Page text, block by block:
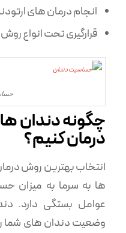
انجام درمان های
قرارگیری تحت انواع
چگونه دندان
درمان کنیم؟
انتخاب بهترین روش
ها به سرما به میزان
عوامل بستگی دارد.
وضعیت دندان های شما را